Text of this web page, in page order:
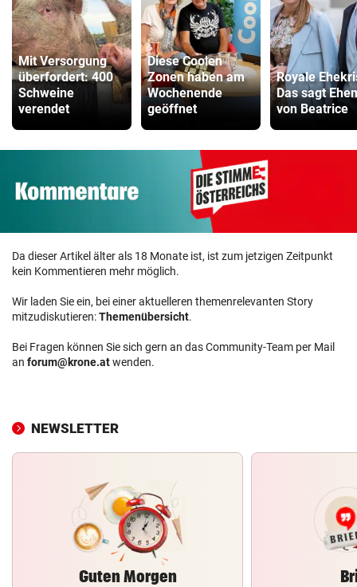
Mit Versorgung
überfordert: 400
Schweine
verendet
Diese Coolen
Zonen haben am
Wochenende
geöffnet
Royale
Das sagt
von Beatrice
Da dieser Artikel älter als 18 Monate ist, ist zum jetzigen Zeitpunkt
kein Kommentieren mehr möglich.
Wir laden Sie ein, bei einer aktuelleren themenrelevanten Story
mitzudiskutieren:Themenübersicht.
Bei Fragen können Sie sich gern an das Community-Team per Mail
an forum@krone.atwenden.
NEWSLETTER
Guten Morgen